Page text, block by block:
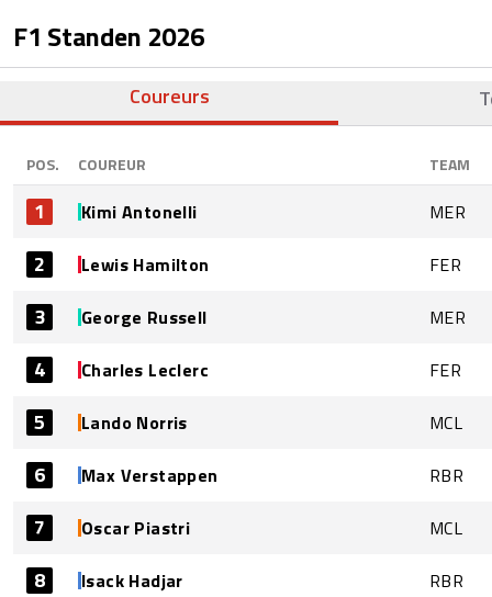
F1 Standen 2026
Coureurs
POS. COUREUR TEAM
1 Kimi Antonelli MER
2 Lewis Hamilton FER
3 George Russell MER
4 Charles Leclerc FER
5 Lando Norris MCL
6 Max Verstappen RBR
7 Oscar Piastri MCL
8 Isack Hadjar RBR